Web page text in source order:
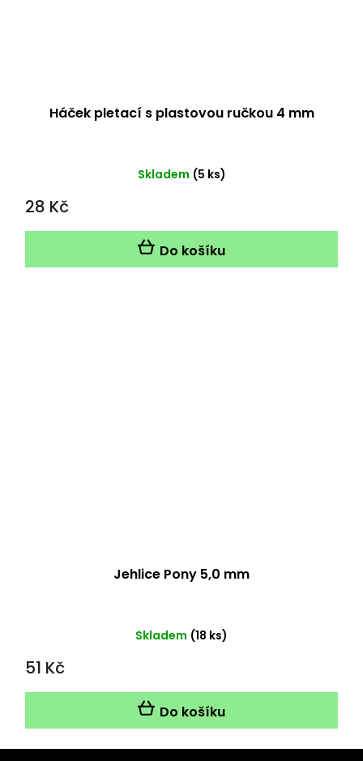
Háček pletací s plastovou ručkou 4 mm
Skladem (5 ks)
28 Kč
Do košíku
Jehlice Pony 5,0 mm
Skladem (18 ks)
51 Kč
Do košíku